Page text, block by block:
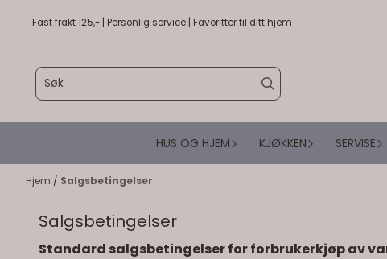
Hopp til innhold
Fast frakt 125,- | Personlig service | Favoritter til ditt hjem
HUS OG HJEM KJØKKEN SERVISE
Hjem / Salgsbetingelser
Salgsbetingelser
Standard salgsbetingelser for forbrukerkjøp av